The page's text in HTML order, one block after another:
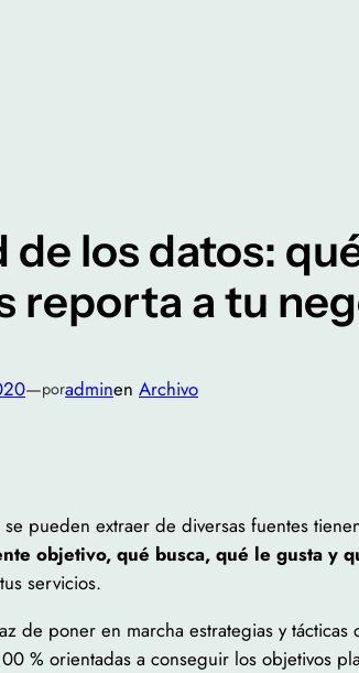
de los datos:
reporta a tu
—poradminen Archivo
pueden extraer de diversas fuentes
objetivo, qué busca, qué le gusta y
servicios.
de poner en marcha estrategias y
% orientadas a conseguir los objetivos